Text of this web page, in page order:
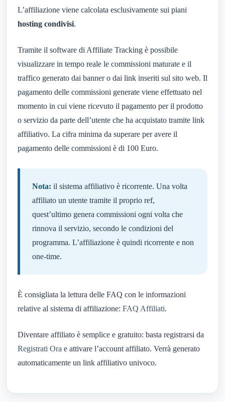
L’affiliazione viene calcolata esclusivamente sui piani
hosting condivisi.
Tramite il software di Affiliate Tracking è possibile
visualizzare in tempo reale le commissioni maturate e il
traffico generato dai banner o dai link inseriti sul sito web. Il
pagamento delle commissioni generate viene effettuato nel
momento in cui viene ricevuto il pagamento per il prodotto
o servizio da parte dell’utente che ha acquistato tramite link
affiliativo. La cifra minima da superare per avere il
pagamento delle commissioni è di 100 Euro.
Nota: il sistema affiliativo è ricorrente. Una volta
affiliato un utente tramite il proprio ref,
quest’ultimo genera commissioni ogni volta che
rinnova il servizio, secondo le condizioni del
programma. L’affiliazione è quindi ricorrente e non
one-time.
È consigliata la lettura delle FAQ con le informazioni
relative al sistema di affiliazione: FAQ Affiliati.
Diventare affiliato è semplice e gratuito: basta registrarsi da
Registrati Ora e attivare l’account affiliato. Verrà generato
automaticamente un link affiliativo univoco.